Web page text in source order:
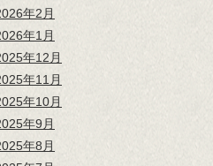
年2月
年1月
年12月
年11月
年10月
年9月
年8月